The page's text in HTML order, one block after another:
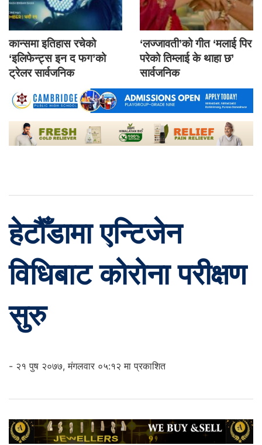
कान्समा इतिहास रचेको
‘इलिफेन्ट्स इन द फग’को
ट्रेलर सार्वजनिक
‘लज्जावती’को गीत ‘मलाई पिर
परेको तिम्लाई के थाहा छ’
सार्वजनिक
हेटौँडामा एन्टिजेन
विधिबाट कोरोना परीक्षण
सुरु
- २१ पुष २०७७, मंगलवार ०५:१२ मा प्रकाशित